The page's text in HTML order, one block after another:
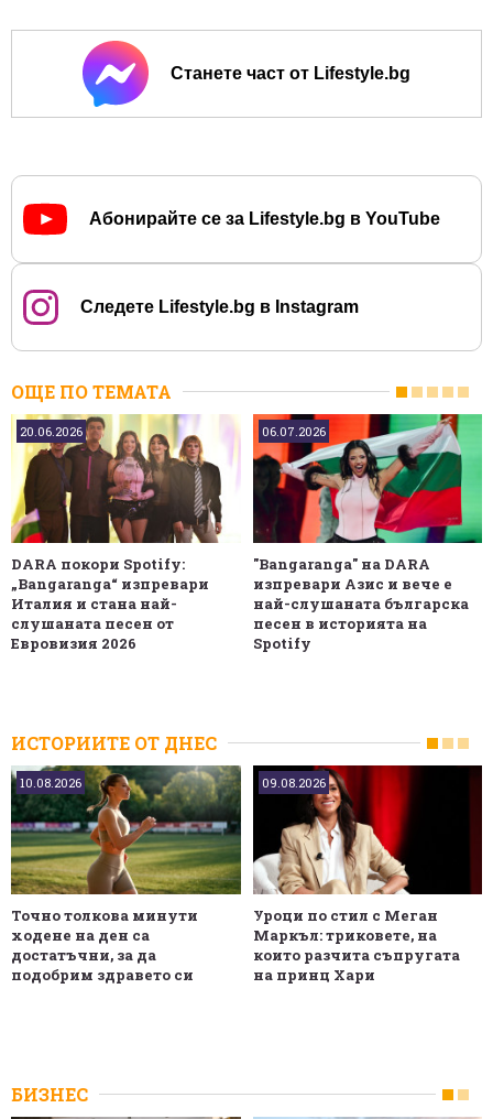
Станете част от Lifestyle.bg
Абонирайте се за Lifestyle.bg в YouTube
Следете Lifestyle.bg в Instagram
ОЩЕ ПО ТЕМАТА
20.06.2026
DARA покори Spotify:
„Bangaranga“ изпревари
Италия и стана най-
слушаната песен от
Евровизия 2026
06.07.2026
"Bangaranga" на DARA
изпревари Азис и вече е
най-слушаната българска
песен в историята на
Spotify
ИСТОРИИТЕ ОТ ДНЕС
10.08.2026
Точно толкова минути
ходене на ден са
достатъчни, за да
подобрим здравето си
09.08.2026
Уроци по стил с Меган
Маркъл: триковете, на
които разчита съпругата
на принц Хари
БИЗНЕС